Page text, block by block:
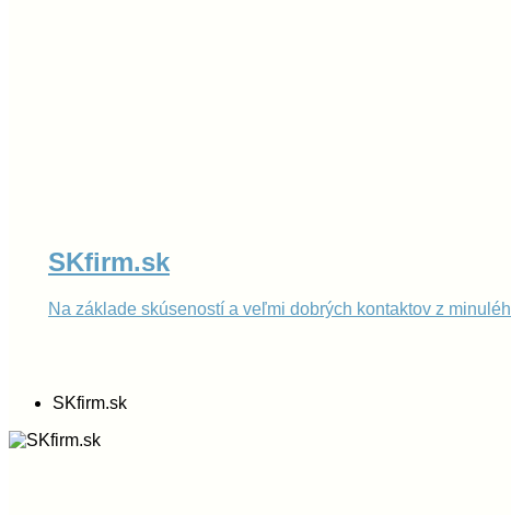
SKfirm.sk
Na základe skúseností a veľmi dobrých kontaktov z
SKfirm.sk